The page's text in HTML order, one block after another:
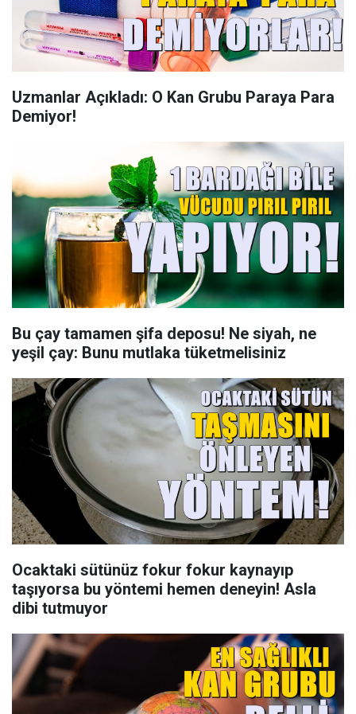
Uzmanlar Açıkladı: O Kan Grubu Paraya Para
Demiyor!
Bu çay tamamen şifa deposu! Ne siyah, ne
yeşil çay: Bunu mutlaka tüketmelisiniz
Ocaktaki sütünüz fokur fokur kaynayıp
taşıyorsa bu yöntemi hemen deneyin! Asla
dibi tutmuyor